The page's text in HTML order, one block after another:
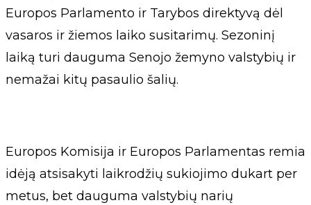
Europos Parlamento ir Tarybos direktyvą dėl
vasaros ir žiemos laiko susitarimų. Sezoninį
laiką turi dauguma Senojo žemyno valstybių ir
nemažai kitų pasaulio šalių.
Europos Komisija ir Europos Parlamentas remia
idėją atsisakyti laikrodžių sukiojimo dukart per
metus, bet dauguma valstybių narių